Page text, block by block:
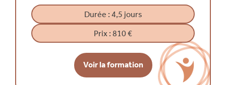
Durée :4,5 jours
Prix :810 €
Voir la formation